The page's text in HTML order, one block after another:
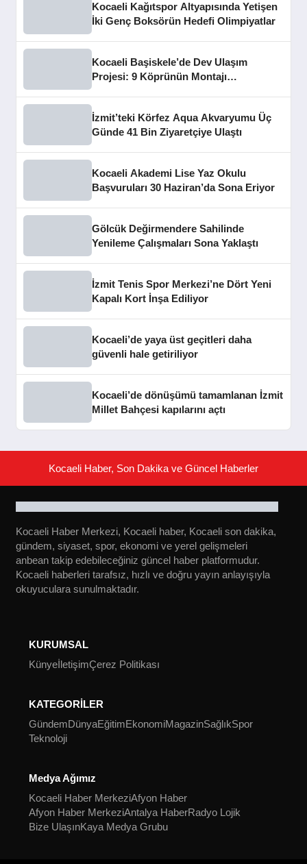
Kocaeli Kağıtspor Altyapısında Yetişen
İki Genç Boksörün Hedefi Olimpiyatlar
Kocaeli Başiskele’de Dev Ulaşım
Projesi: 9 Köprünün Montajı
İzmit’teki Körfez Aqua Akvaryumu Üç
Günde 41 Bin Ziyaretçiye Ulaştı
Kocaeli Akademi Lise Yaz Okulu
Başvuruları 30 Haziran’da Sona Eriyor
Gölcük Değirmendere Sahilinde
Yenileme Çalışmaları Sona Yaklaştı
İzmit Tenis Spor Merkezi’ne Dört Yeni
Kapalı Kort İnşa Ediliyor
Kocaeli’de yaya üst geçitleri daha
güvenli hale getiriliyor
Kocaeli’de dönüşümü tamamlanan İzmit
Millet Bahçesi kapılarını açtı
Kocaeli Haber, Son Dakika ve Güncel Haberler
Kocaeli Haber Merkezi, Kocaeli haber, Kocaeli son dakika,
gündem, siyaset, spor, ekonomi ve yerel gelişmeleri
anbean takip edebileceğiniz güncel haber platformudur.
Kocaeli haberleri tarafsız, hızlı ve doğru yayın anlayışıyla
okuyuculara sunulmaktadır.
KURUMSAL
KünyeİletişimÇerez Politikası
KATEGORİLER
GündemDünyaEğitimEkonomiMagazinSağlıkSpor
Teknoloji
Medya Ağımız
Kocaeli Haber MerkeziAfyon Haber
Afyon Haber MerkeziAntalya HaberRadyo Lojik
Bize UlaşınKaya Medya Grubu